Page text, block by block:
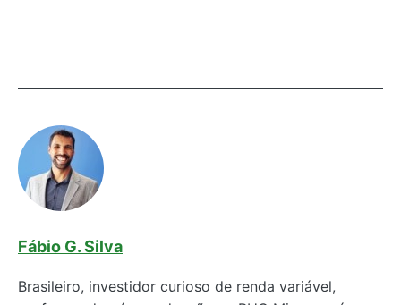
Fábio G. Silva
Brasileiro, investidor curioso de renda variável,